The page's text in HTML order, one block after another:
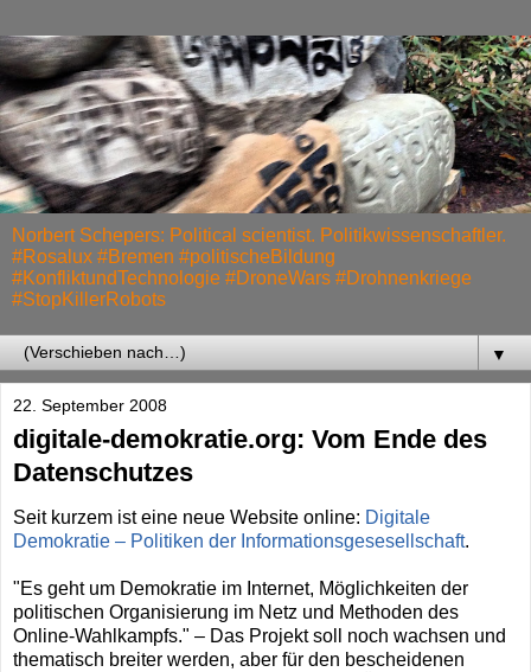
Norbert Schepers: Political scientist. Politikwissenschaftler.
#Rosalux #Bremen #politischeBildung
#KonfliktundTechnologie #DroneWars #Drohnenkriege
#StopKillerRobots
▼
22. September 2008
digitale-demokratie.org: Vom Ende des
Datenschutzes
Seit kurzem ist eine neue Website online: Digitale
Demokratie – Politiken der Informationsgesesellschaft.
"Es geht um Demokratie im Internet, Möglichkeiten der
politischen Organisierung im Netz und Methoden des
Online-Wahlkampfs." – Das Projekt soll noch wachsen und
thematisch breiter werden, aber für den bescheidenen